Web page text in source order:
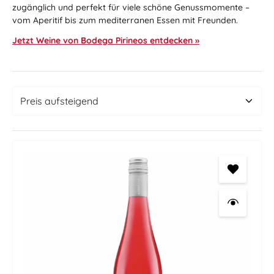
zugänglich und perfekt für viele schöne Genussmomente –
vom Aperitif bis zum mediterranen Essen mit Freunden.
Jetzt Weine von Bodega Pirineos entdecken »